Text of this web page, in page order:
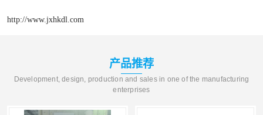
http://www.jxhkdl.com
产品推荐
Development, design, production and sales in one of the manufacturing
enterprises